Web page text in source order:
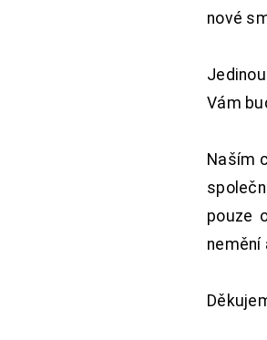
nové
Vám
Naším
pouze
nemění